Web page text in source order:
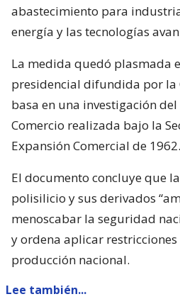
abastecimiento para
energía y las tecnologías
La medida quedó plasmada
presidencial difundida por la
basa en una investigación
Comercio realizada bajo la
Expansión Comercial de 1962.
El documento concluye que
polisilicio y sus derivados
menoscabar la seguridad
y ordena aplicar
producción nacional.
Lee también...